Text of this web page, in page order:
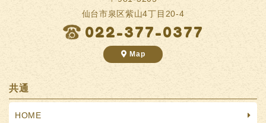
仙台市泉区紫山4丁目20-4
022-377-0377
Map
共通
HOME